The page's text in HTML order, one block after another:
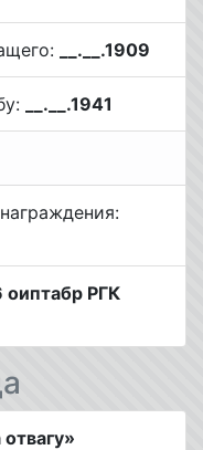
__.__.1909
__.__.1941
оиптабр РГК